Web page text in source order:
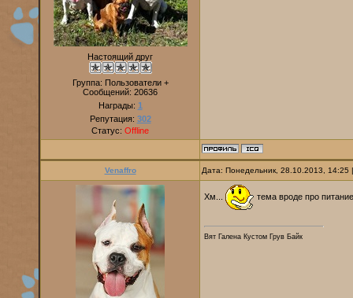
Настоящий друг
Группа: Пользователи +
Сообщений: 20636
Награды: 1
Репутация: 302
Статус: Offline
Venaffro Дата: Понедельник, 28.10.2013,
Хм... тема вроде про
Вят Галена Кустом Грув Байк